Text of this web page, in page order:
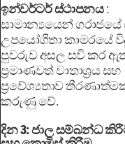
ඉන්වර්ටර් ස්ථාපනය:
සාමාන්‍යයෙන්
උපයෝගිතා කාමරයේ
පුවරුව අසල සවි කර
ප්‍රමාණවත් වාතාශ්‍රය සහ
ප්‍රවේශ්‍යතාව
කරුණු වේ.
දින 3: ජාල සම්බන්ධ